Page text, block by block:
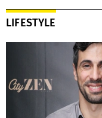
LIFESTYLE